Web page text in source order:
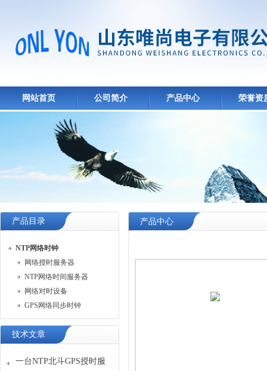
网站首页 公司简介 产品中心 荣誉资
产品目录
NTP网络时钟
网络授时服务器
NTP网络时间服务器
网络对时设备
GPS网络同步时钟
技术文章
一台NTP北斗GPS授时服
产品中心